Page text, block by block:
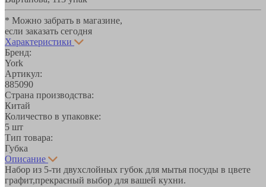
* Можно забрать в магазине,
если заказать сегодня
Характеристики
Бренд:
York
Артикул:
885090
Страна производства:
Китай
Количество в упаковке:
5 шт
Тип товара:
Губка
Описание
Набор из 5-ти двухслойных губок для мытья посуды в цвете
графит,прекрасный выбор для вашей кухни.